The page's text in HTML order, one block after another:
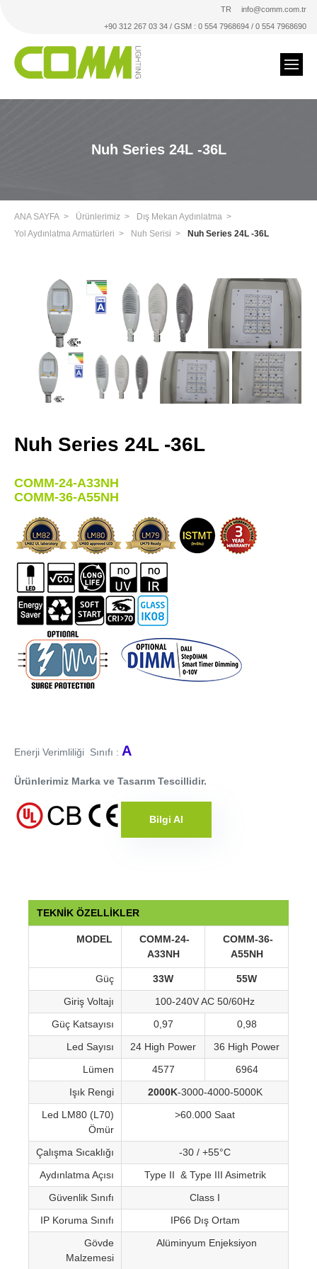
TR
info@comm.com.tr
+90 312 267 03 34 / GSM : 0 554 7968694 / 0 554 7968690
Nuh Series 24L -36L
ANA SAYFA Ürünlerimiz
Dış Mekan Aydınlatma
Yol Aydınlatma Armatürleri
Nuh Serisi Nuh Series 24L -36L
Nuh Series 24L -36L
COMM-24-A33NH
COMM-36-A55NH
Enerji Verimliliği Sınıfı : A
Ürünlerimiz Marka ve Tasarım Tescillidir.
Bilgi Al
TEKNİK ÖZELLİKLER
MODEL
COMM-24-
A33NH
COMM-36-
A55NH
Güç 33W
55W
Giriş Voltajı
100-240V AC 50/60Hz
Güç Katsayısı
0,97
0,98
Led Sayısı
24 High Power
36 High Power
Lümen
4577
6964
Işık Rengi
2000K-3000-4000-5000K
Led LM80 (L70)
Ömür
>60.000 Saat
Çalışma Sıcaklığı
-30 / +55°C
Aydınlatma Açısı
Type II & Type III Asimetrik
Güvenlik Sınıfı
Class I
IP Koruma Sınıfı
IP66 Dış Ortam
Gövde
Malzemesi
Alüminyum Enjeksiyon